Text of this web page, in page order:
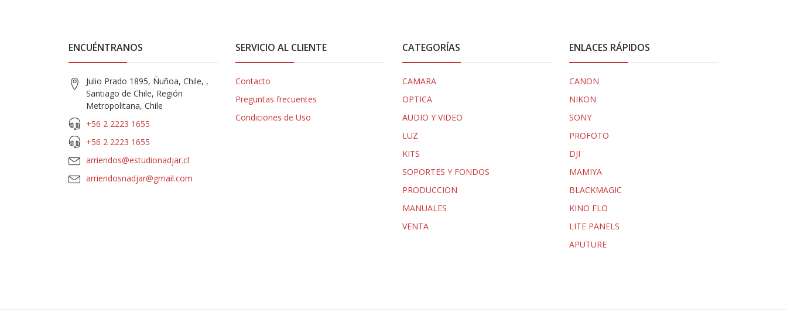
ENCUÉNTRANOS
Julio Prado 1895, Ñuñoa, Chile, ,
Santiago de Chile, Región
Metropolitana, Chile
+56 2 2223 1655
+56 2 2223 1655
arriendos@estudionadjar.cl
arriendosnadjar@gmail.com
SERVICIO AL CLIENTE
Contacto
Preguntas frecuentes
Condiciones de Uso
CATEGORÍAS
CAMARA
OPTICA
AUDIO Y VIDEO
LUZ
KITS
SOPORTES Y FONDOS
PRODUCCION
MANUALES
VENTA
ENLACES RÁPIDOS
CANON
NIKON
SONY
PROFOTO
DJI
MAMIYA
BLACKMAGIC
KINO FLO
LITE PANELS
APUTURE